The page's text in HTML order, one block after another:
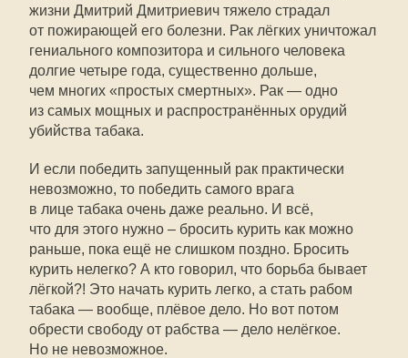
жизни Дмитрий Дмитриевич тяжело страдал
от пожирающей его болезни. Рак лёгких уничтожал
гениального композитора и сильного человека
долгие четыре года, существенно дольше,
чем многих «простых смертных». Рак — одно
из самых мощных и распространённых орудий
убийства табака.
И если победить запущенный рак практически
невозможно, то победить самого врага
в лице табака очень даже реально. И всё,
что для этого нужно – бросить курить как можно
раньше, пока ещё не слишком поздно. Бросить
курить нелегко? А кто говорил, что борьба бывает
лёгкой?! Это начать курить легко, а стать рабом
табака — вообще, плёвое дело. Но вот потом
обрести свободу от рабства — дело нелёгкое.
Но не невозможное.